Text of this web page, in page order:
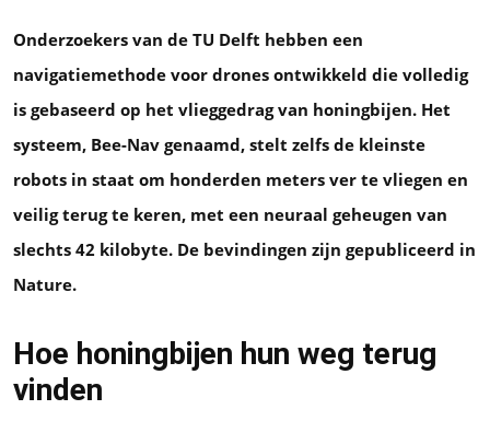
Onderzoekers van de TU Delft hebben een
navigatiemethode voor drones ontwikkeld die volledig
is gebaseerd op het vlieggedrag van honingbijen. Het
systeem, Bee-Nav genaamd, stelt zelfs de kleinste
robots in staat om honderden meters ver te vliegen en
veilig terug te keren, met een neuraal geheugen van
slechts 42 kilobyte. De bevindingen zijn gepubliceerd in
Nature.
Hoe honingbijen hun weg terug
vinden